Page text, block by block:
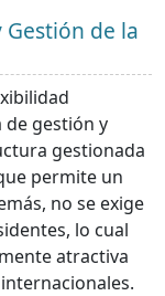
de la
de gestión y
gestionada
permite un
no se exige
lo cual
atractiva